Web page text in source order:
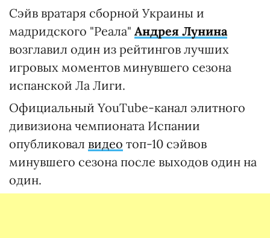
Сэйв вратаря сборной Украины и
мадридского "Реала" Андрея Лунина
возглавил один из рейтингов лучших
игровых моментов минувшего сезона
испанской Ла Лиги.
Официальный YouTube-канал элитного
дивизиона чемпионата Испании
опубликовал видео топ-10 сэйвов
минувшего сезона после выходов один на
один.